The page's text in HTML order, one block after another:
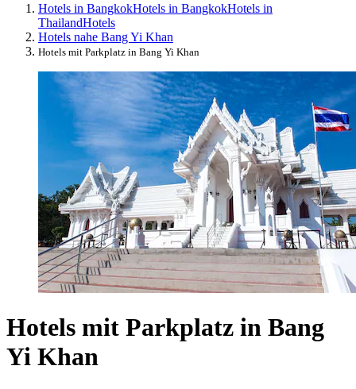
Hotels in BangkokHotels in BangkokHotels in
ThailandHotels
Hotels nahe Bang Yi Khan
Hotels mit Parkplatz in Bang Yi Khan
Hotels mit Parkplatz in Bang
Yi Khan